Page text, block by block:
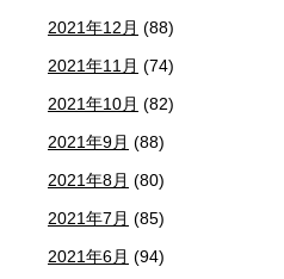
2021年12月 (88)
2021年11月 (74)
2021年10月 (82)
2021年9月 (88)
2021年8月 (80)
2021年7月 (85)
2021年6月 (94)